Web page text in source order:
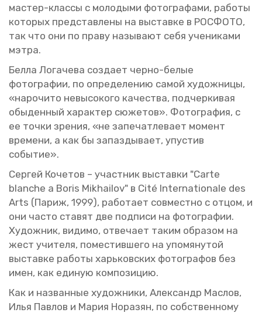
ма­стер-клас­сы с мо­ло­ды­ми фо­то­гра­фа­ми, ра­бо­ты
ко­то­рых пред­став­ле­ны на вы­став­ке в РОС­ФО­ТО,
так что они по праву на­зы­ва­ют себя уче­ни­ка­ми
мэтра.
Белла Ло­га­че­ва со­зда­ет черно-белые
фо­то­гра­фии, по опре­де­ле­нию самой ху­дож­ни­цы,
«на­ро­чи­то невы­со­ко­го ка­че­ства, под­чер­ки­вая
обы­ден­ный ха­рак­тер сю­же­тов». Фо­то­гра­фия, с
ее точки зре­ния, «не за­пе­чат­ле­ва­ет мо­мент
вре­ме­ни, а как бы за­паз­ды­ва­ет, упу­стив
со­бы­тие».
Сер­гей Ко­че­тов – участ­ник вы­став­ки "Сarte
blanche a Boris Mikhailov" в Cité Internationale des
Arts (Париж, 1999), ра­бо­та­ет сов­мест­но с отцом, и
они часто ста­вят две под­пи­си на фо­то­гра­фии.
Ху­дож­ник, ви­ди­мо, от­ве­ча­ет таким об­ра­зом на
жест учи­те­ля, по­ме­стив­ше­го на упо­мя­ну­той
вы­став­ке ра­бо­ты харь­ков­ских фо­то­гра­фов без
имен, как еди­ную ком­по­зи­цию.
Как и на­зван­ные ху­дож­ни­ки, Алек­сандр Мас­лов,
Илья Пав­лов и Мария Но­ра­зян, по соб­ствен­но­му